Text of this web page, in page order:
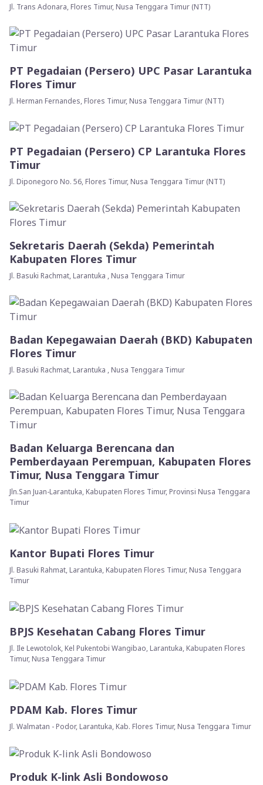
Jl. Trans Adonara, Flores Timur, Nusa Tenggara Timur (NTT)
PT Pegadaian (Persero) UPC Pasar Larantuka
Flores Timur
Jl. Herman Fernandes, Flores Timur, Nusa Tenggara Timur (NTT)
PT Pegadaian (Persero) CP Larantuka Flores
Timur
Jl. Diponegoro No. 56, Flores Timur, Nusa Tenggara Timur (NTT)
Sekretaris Daerah (Sekda) Pemerintah
Kabupaten Flores Timur
Jl. Basuki Rachmat, Larantuka , Nusa Tenggara Timur
Badan Kepegawaian Daerah (BKD) Kabupaten
Flores Timur
Jl. Basuki Rachmat, Larantuka , Nusa Tenggara Timur
Badan Keluarga Berencana dan
Pemberdayaan Perempuan, Kabupaten Flores
Timur, Nusa Tenggara Timur
Jln.San Juan-Larantuka, Kabupaten Flores Timur, Provinsi Nusa Tenggara
Timur
Kantor Bupati Flores Timur
Jl. Basuki Rahmat, Larantuka, Kabupaten Flores Timur, Nusa Tenggara
Timur
BPJS Kesehatan Cabang Flores Timur
Jl. Ile Lewotolok, Kel Pukentobi Wangibao, Larantuka, Kabupaten Flores
Timur, Nusa Tenggara Timur
PDAM Kab. Flores Timur
Jl. Walmatan - Podor, Larantuka, Kab. Flores Timur, Nusa Tenggara Timur
Produk K-link Asli Bondowoso